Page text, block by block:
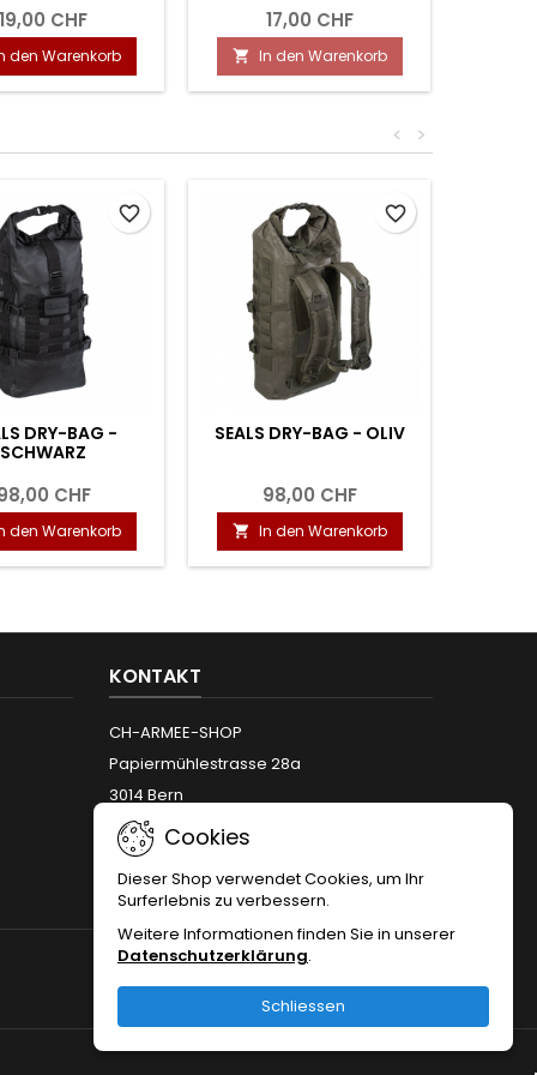
19,00 CHF
den Warenkorb
17,00 CHF
 In den Warenkorb
>
<
DRY-BAG -
SCHWARZ
CHF
den Warenkorb
favorite_border
SEALS DRY-BAG - OLIV
98,00 CHF
 In den Warenkorb
favorite_border
KONTAKT
CH-ARMEE-SHOP
Papiermühlestrasse 28a
3014 Bern
Telefon:+41 (0)31 312 12 66
Email:
Cookies
Dieser Shop verwendet Cookies, um Ihr
Surferlebnis zu verbessern.
Weitere Informationen finden Sie in unserer
Datenschutzerklärung.
Schliessen